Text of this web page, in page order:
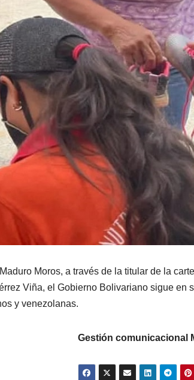
Moros, a través de la titular de la
Viña, el Gobierno Bolivariano sigue en
y venezolanas.
Gestión comunicacional